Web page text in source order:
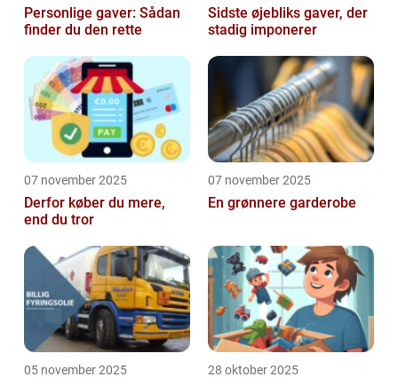
Personlige gaver: Sådan
finder du den rette
Sidste øjebliks gaver, der
stadig imponerer
07 november 2025
Derfor køber du mere,
end du tror
07 november 2025
En grønnere garderobe
05 november 2025 28 oktober 2025